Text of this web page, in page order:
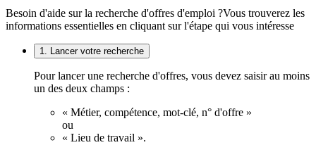
Besoin d'aide sur la recherche d'offres d'emploi ?Vous trouverez les
informations essentielles en cliquant sur l'étape qui vous intéresse
1. Lancer votre recherche
Pour lancer une recherche d'offres, vous devez saisir au moins
un des deux champs :
« Métier, compétence, mot-clé, n° d'offre »
ou
« Lieu de travail ».